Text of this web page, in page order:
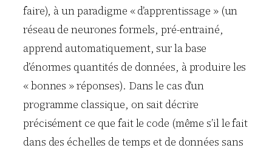
faire), à un paradigme « d’apprentissage » (un
réseau de neurones formels, pré-entrainé,
apprend automatiquement, sur la base
d’énormes quantités de données, à produire les
« bonnes » réponses). Dans le cas d’un
programme classique, on sait décrire
précisément ce que fait le code (même s’il le fait
dans des échelles de temps et de données sans